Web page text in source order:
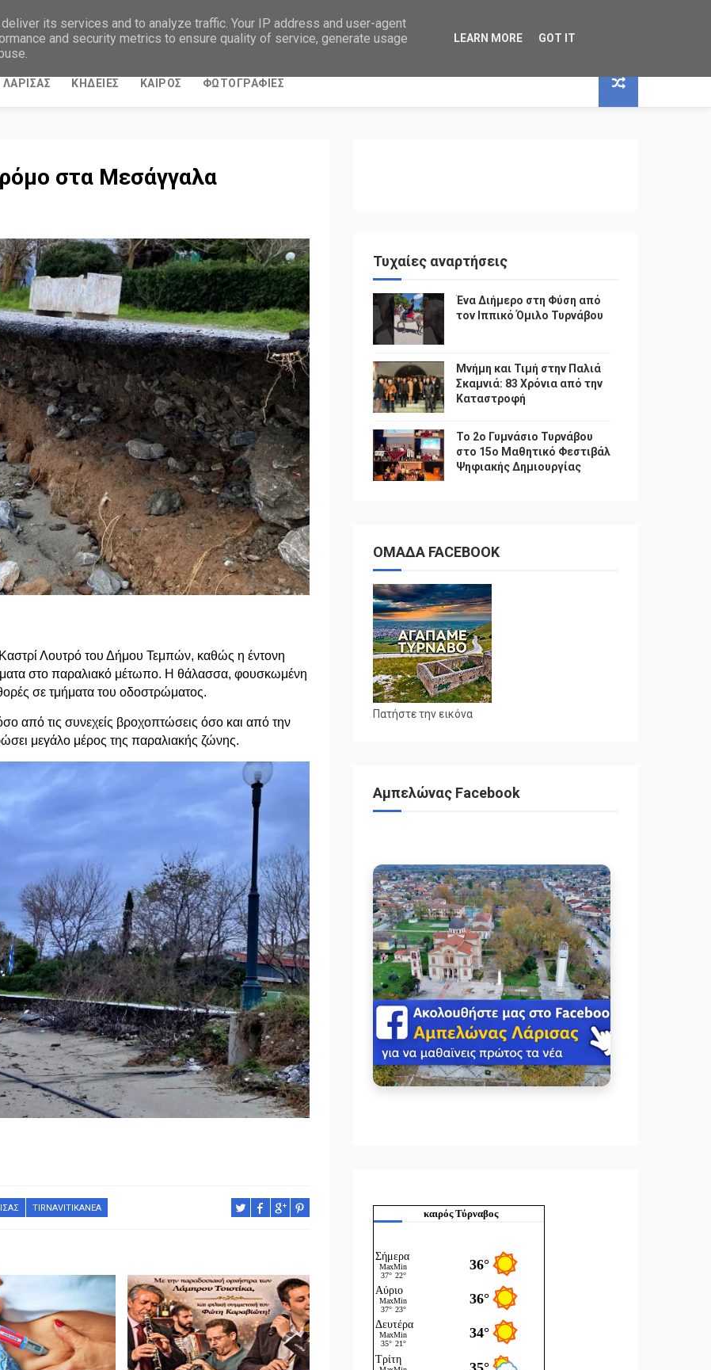
ΚΗΔΕΙΕΣ ΚΑΙΡΟΣ ΦΩΤΟΓΡΑΦΙΕΣ
στα Μεσάγγαλα
Λουτρό του Δήμου Τεμπών, καθώς η έντονη
στο παραλιακό μέτωπο. Η θάλασσα, φουσκωμένη
σε τμήματα του οδοστρώματος.
από τις συνεχείς βροχοπτώσεις όσο και από την
μεγάλο μέρος της παραλιακής ζώνης.
TIRNAVITIKANEA
Τυχαίες αναρτήσεις
Ένα Διήμερο στη Φύση από
τον Ιππικό Όμιλο Τυρνάβου
Μνήμη και Τιμή στην Παλιά
Σκαμνιά: 83 Χρόνια από την
Καταστροφή
To 2ο Γυμνάσιο Τυρνάβου
στο 15ο Μαθητικό Φεστιβάλ
Ψηφιακής Δημιουργίας
ΟΜΑΔΑ FACEBOOK
Πατήστε την εικόνα
Αμπελώνας Facebook
καιρός Τύρναβος
its services and to analyze traffic. Your IP address and user-agent
and security metrics to ensure quality of service, generate usage
LEARN MORE GOT IT